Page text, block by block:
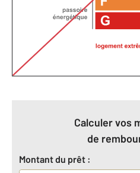
Calculer vos
de
Montant du prêt :